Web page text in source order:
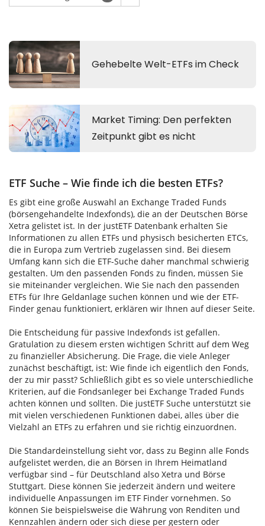
ETF Suche – Wie finde ich die besten ETFs?
Es gibt eine große Auswahl an Exchange Traded Funds
(börsengehandelte Indexfonds), die an der Deutschen Börse
Xetra gelistet ist. In der justETF Datenbank erhalten Sie
Informationen zu allen ETFs und physisch besicherten ETCs,
die in Europa zum Vertrieb zugelassen sind. Bei diesem
Umfang kann sich die ETF-Suche daher manchmal schwierig
gestalten. Um den passenden Fonds zu finden, müssen Sie
sie miteinander vergleichen. Wie Sie nach den passenden
ETFs für Ihre Geldanlage suchen können und wie der ETF-
Finder genau funktioniert, erklären wir Ihnen auf dieser Seite.
Die Entscheidung für passive Indexfonds ist gefallen.
Gratulation zu diesem ersten wichtigen Schritt auf dem Weg
zu finanzieller Absicherung. Die Frage, die viele Anleger
zunächst beschäftigt, ist: Wie finde ich eigentlich den Fonds,
der zu mir passt? Schließlich gibt es so viele unterschiedliche
Kriterien, auf die Fondsanleger bei Exchange Traded Funds
achten können und sollten. Die justETF Suche unterstützt sie
mit vielen verschiedenen Funktionen dabei, alles über die
Vielzahl an ETFs zu erfahren und sie richtig einzuordnen.
Die Standardeinstellung sieht vor, dass zu Beginn alle Fonds
aufgelistet werden, die an Börsen in Ihrem Heimatland
verfügbar sind – für Deutschland also Xetra und Börse
Stuttgart. Diese können Sie jederzeit ändern und weitere
individuelle Anpassungen im ETF Finder vornehmen. So
können Sie beispielsweise die Währung von Renditen und
Kennzahlen ändern oder sich diese per gestern oder